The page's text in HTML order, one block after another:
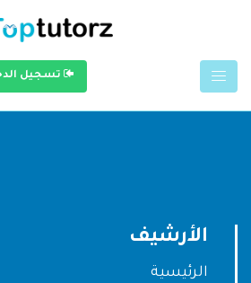
تسجيل
الأرشيف
الرئيسية